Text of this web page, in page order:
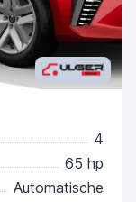
4
65 hp
Automatische